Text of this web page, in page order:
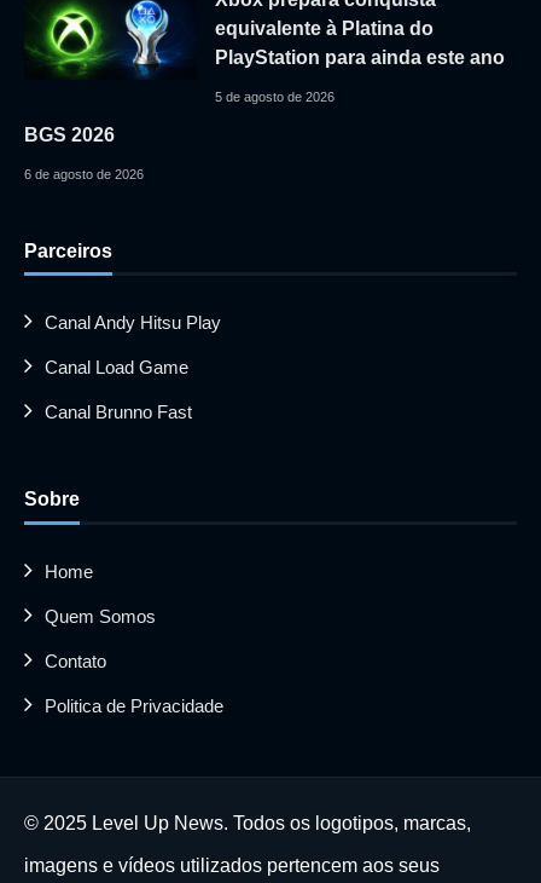
equivalente à Platina do
PlayStation para ainda este ano
5 de agosto de 2026
BGS 2026
6 de agosto de 2026
Parceiros
Canal Andy Hitsu Play
Canal Load Game
Canal Brunno Fast
Sobre
Home
Quem Somos
Contato
Politica de Privacidade
© 2025 Level Up News. Todos os logotipos, marcas,
imagens e vídeos utilizados pertencem aos seus